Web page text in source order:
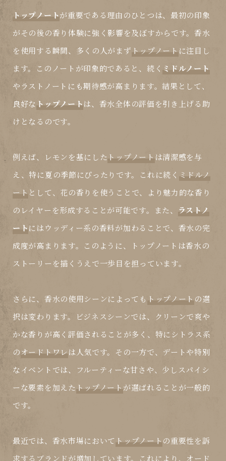
トップノートが重要である理由のひとつは、最初の印象
がその後の香り体験に強く影響を及ぼすからです。香水
を使用する瞬間、多くの人がまず トップノート に注目し
ます。このノートが印象的であると、続く ミドルノート
やラストノート にも期待感が高まります。結果として、
良好な トップノートは、香水全体の評価を引き上げる助
けとなるのです。
例えば、レモンを基にした トップノート は清潔感を与
え、特に夏の季節にぴったりです。これに続く ミドルノ
ート として、花の香りを使うことで、より魅力的な香り
のレイヤーを形成することが可能です。また、
ラストノ
ートにはウッディー系の香料が加わることで、香水の完
成度が高まります。このように、
トップノート は香水の
ストーリーを描くうえで一歩目を担っています。
さらに、香水の使用シーンによっても トップノート の選
択は変わります。ビジネスシーンでは、クリーンで爽や
かな香りが高く評価されることが多く、特にシトラス系
のオードトワレは人気です。その一方で、デートや特別
なイベントでは、フルーティーな甘さや、少しスパイシ
ーな要素を加えた トップノート が選ばれることが一般的
です。
最近では、香水市場において トップノート の重要性を訴
求するブランドが増加しています。これにより、 オード